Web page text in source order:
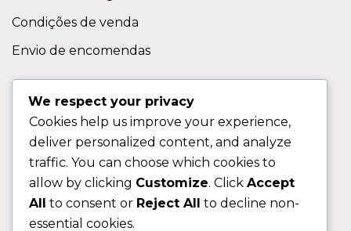
Condições de venda
Envio de encomendas
Contactos
Sobre nos
FAQ (Perguntas Frequentes)
CLIENTE
We respect your privacy
Cookies help us improve your experience,
deliver personalized content, and analyze
traffic. You can choose which cookies to
allow by clicking Customize. Click Accept
All to consent or Reject All to decline non-
essential cookies.